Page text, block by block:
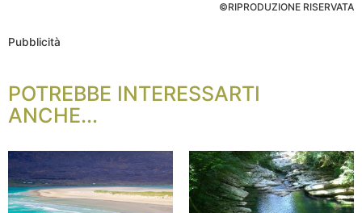
©RIPRODUZIONE RISERVATA
Pubblicità
POTREBBE INTERESSARTI
ANCHE...